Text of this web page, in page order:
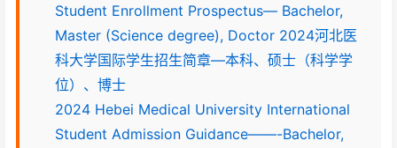
Student Enrollment Prospectus— Bachelor,
Master (Science degree), Doctor 2024河北医
科大学国际学生招生简章—本科、硕士（科学学
位）、博士
2024 Hebei Medical University International
Student Admission Guidance——-Bachelor,